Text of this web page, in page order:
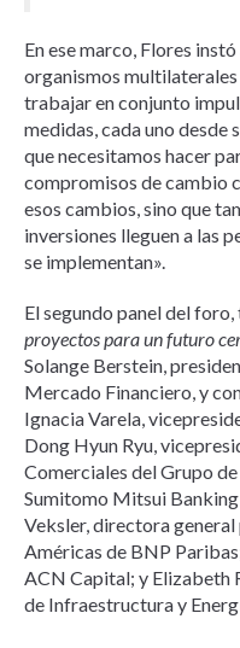
En ese marco, Flores
organismos
trabajar en conjunto
medidas, cada uno desde
que necesitamos hacer
compromisos de cambio
esos cambios, sino que
inversiones lleguen a las
se implementan».
El segundo panel del
proyectos para un futuro
Solange Berstein,
Mercado Financiero, y
Ignacia Varela,
Dong Hyun Ryu,
Comerciales del Grupo
Sumitomo Mitsui
Veksler, directora
Américas de BNP
ACN Capital; y Elizabeth
de Infraestructura y